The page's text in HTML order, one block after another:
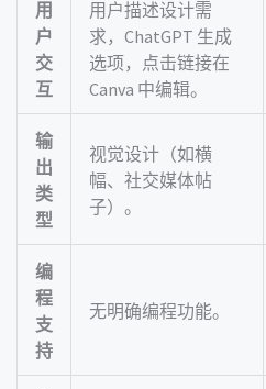
用
户
交
互
用户描述设计需
求，ChatGPT 生成
选项，点击链接在
Canva 中编辑。
输
出
类
型
视觉设计（如横
幅、社交媒体帖
子）。
编
程
支
持
无明确编程功能。